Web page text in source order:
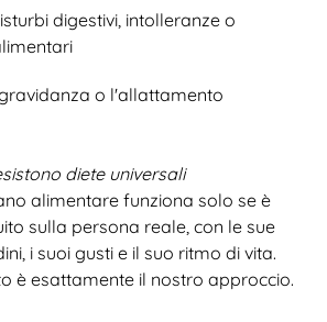
digestivi, intolleranze o
o l'allattamento
diete universali
alimentare funziona solo se è
sulla persona reale, con le sue
i suoi gusti e il suo ritmo di vita.
è esattamente il nostro approccio.